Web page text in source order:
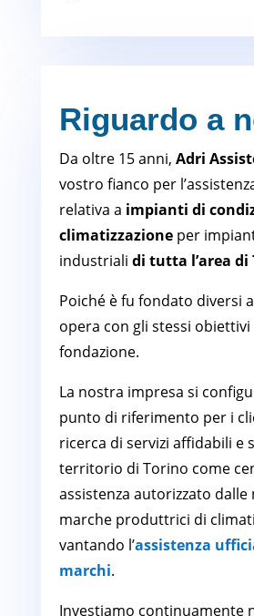
Riguardo a
Da oltre 15 anni, Adri
vostro fianco per
relativa a impianti di
climatizzazioneper
industriali di tutta l’area di
Poiché è fu fondato diversi
opera con gli stessi
fondazione.
La nostra impresa si
punto di riferimento per i
ricerca di servizi affidabili e
territorio di Torino come
assistenza autorizzato dalle
marche produttrici di
vantando l’assistenza
marchi.
Investiamo continuamente